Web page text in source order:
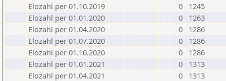
Elozahl per 01.10.2019
0
1245
Elozahl per 01.01.2020
0
1263
Elozahl per 01.04.2020
0
1286
Elozahl per 01.07.2020
0
1286
Elozahl per 01.10.2020
0
1286
Elozahl per 01.01.2021
0
1313
Elozahl per 01.04.2021
0
1313